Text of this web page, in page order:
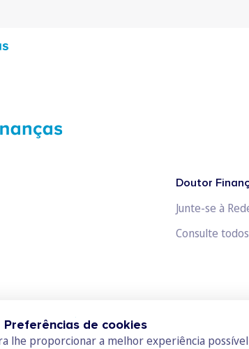
Preferências de cookies
lhe proporcionar a melhor experiência possível
Doutor
Junte-se à
Consulte